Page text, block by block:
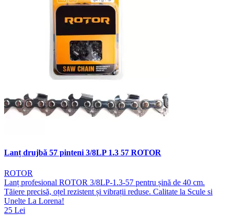
Lanț drujbă 57 pinteni 3/8LP 1.3 57 ROTOR
ROTOR
Lanț profesional ROTOR 3/8LP-1.3-57 pentru șină de 40 cm.
Tăiere precisă, oțel rezistent și vibrații reduse. Calitate la Scule si
Unelte La Lorena!
25 Lei